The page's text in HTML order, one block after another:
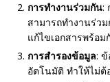
การทำงานร่วมกัน:
สามารถทำงานร่ว
แก้ไขเอกสารพร้อ
การสำรองข้อมูล: ข้
อัตโนมัติ ทำให้ไม่ต้